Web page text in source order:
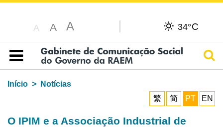
A A A 34°C
Índice
Início
Notícias
繁
简 PT EN
O IPIM e a Associação Industrial de